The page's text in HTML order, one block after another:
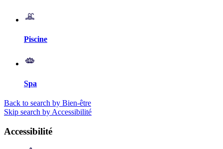
Piscine
Spa
Back to search by Bien-être
Skip search by Accessibilité
Accessibilité